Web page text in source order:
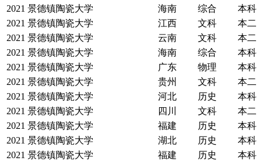
2021 景德镇陶瓷大学 海南 综合
本科
2021 景德镇陶瓷大学 江西 文科
本二
2021 景德镇陶瓷大学 云南 文科
本二
2021 景德镇陶瓷大学 海南 综合
本科
2021 景德镇陶瓷大学 广东 物理
本科
2021 景德镇陶瓷大学 贵州 文科
本二
2021 景德镇陶瓷大学 河北 历史
本科
2021 景德镇陶瓷大学 四川 文科
本二
2021 景德镇陶瓷大学 福建 历史
本科
2021 景德镇陶瓷大学 湖北 历史
本科
2021 景德镇陶瓷大学 福建 历史
本科